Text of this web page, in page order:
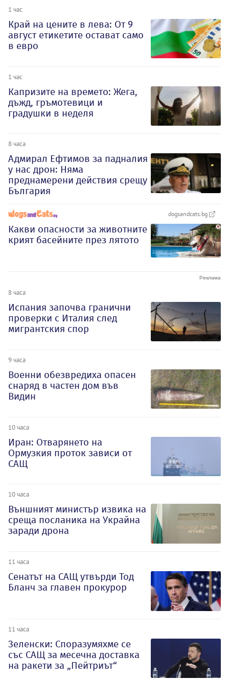
1 час
Край на цените в лева: От 9
август етикетите остават само
в евро
1 час
Капризите на времето: Жега,
дъжд, гръмотевици и
градушки в неделя
8 часа
Адмирал Ефтимов за падналия
у нас дрон: Няма
преднамерени действия срещу
България
dogsandcats.bg
Какви опасности за животните
крият басейните през лятото
8 часа
Испания започва гранични
проверки с Италия след
мигрантския спор
9 часа
Военни обезвредиха опасен
снаряд в частен дом във
Видин
10 часа
Иран: Отварянето на
Ормузкия проток зависи от
САЩ
10 часа
Външният министър извика на
среща посланика на Украйна
заради дрона
11 часа
Сенатът на САЩ утвърди Тод
Бланч за главен прокурор
11 часа
Зеленски: Споразумяхме се
със САЩ за месечна доставка
на ракети за „Пейтриът“